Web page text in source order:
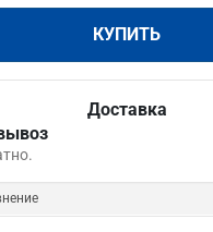
КУПИТЬ
Доставка